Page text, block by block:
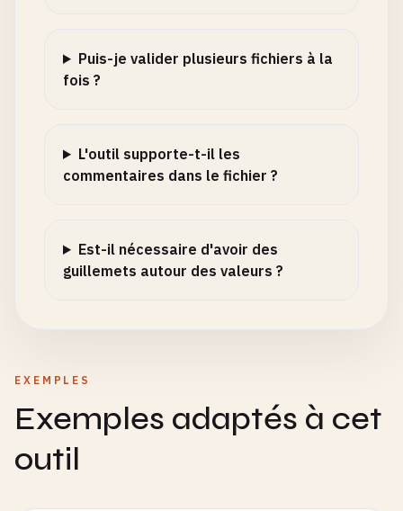
Puis-je valider plusieurs fichiers à la
fois ?
L'outil supporte-t-il les
commentaires dans le fichier ?
Est-il nécessaire d'avoir des
guillemets autour des valeurs ?
EXEMPLES
Exemples adaptés à cet
outil